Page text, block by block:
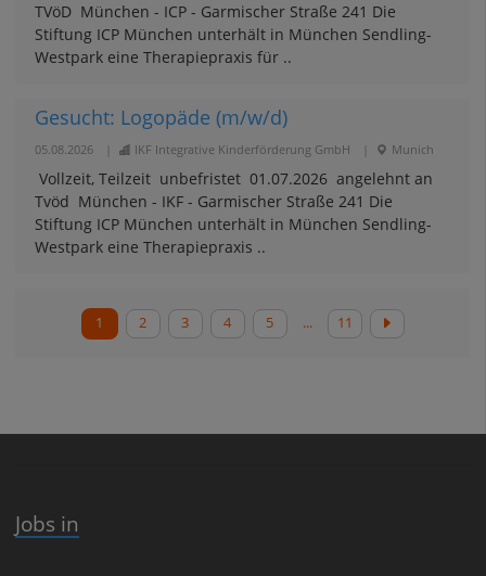
TVöD ​ München - ICP - Garmischer Straße 241 Die
Stiftung ICP München unterhält in München Sendling-
Westpark eine Therapiepraxis für ..
Gesucht: Logopäde (m/w/d)
05.08.2026 IKF Integrative Kinderförderung GmbH Munich
​ Vollzeit, Teilzeit ​ unbefristet ​ 01.07.2026 ​ angelehnt an
Tvöd ​ München - IKF - Garmischer Straße 241 Die
Stiftung ICP München unterhält in München Sendling-
Westpark eine Therapiepraxis ..
1 2 3 4 5 ... 11
Jobs in